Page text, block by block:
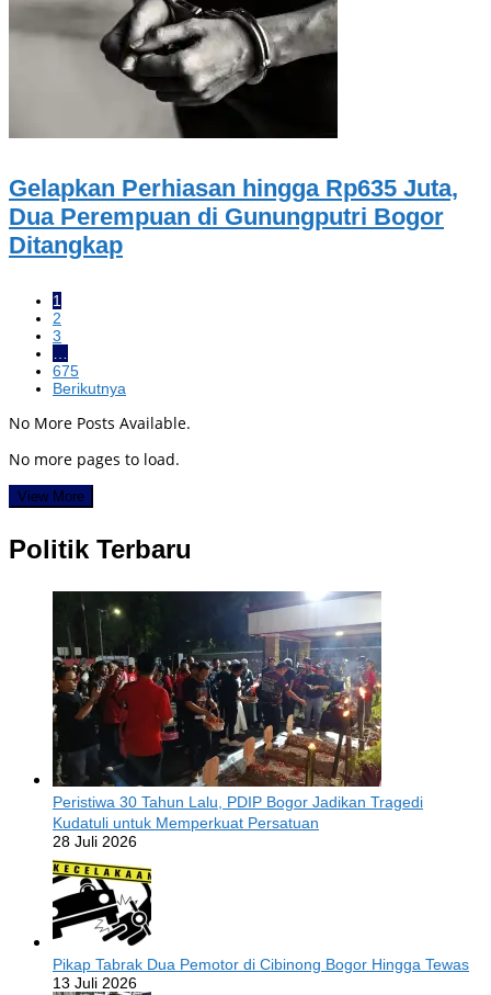
Gelapkan Perhiasan hingga Rp635 Juta,
Dua Perempuan di Gunungputri Bogor
Ditangkap
1
2
3
…
675
Berikutnya
No More Posts Available.
No more pages to load.
View More
Politik Terbaru
Peristiwa 30 Tahun Lalu, PDIP Bogor Jadikan Tragedi
Kudatuli untuk Memperkuat Persatuan
28 Juli 2026
Pikap Tabrak Dua Pemotor di Cibinong Bogor Hingga Tewas
13 Juli 2026